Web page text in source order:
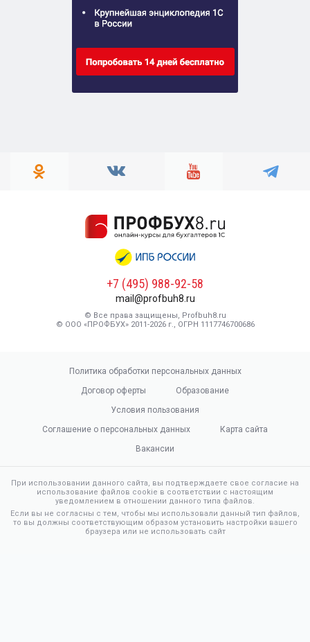
+7 (495) 988-92-58
mail@profbuh8.ru
© Все права защищены, Profbuh8.ru
© ООО «ПРОФБУХ» 2011-2026 г., ОГРН 1117746700686
Политика обработки персональных данных
Договор оферты
Образование
Условия пользования
Соглашение о персональных данных
Карта сайта
Вакансии
При использовании данного сайта, вы подтверждаете свое согласие на
использование файлов cookie в соответствии с настоящим
уведомлением в отношении данного типа файлов.
Если вы не согласны с тем, чтобы мы использовали данный тип файлов,
то вы должны соответствующим образом установить настройки вашего
браузера или не использовать сайт